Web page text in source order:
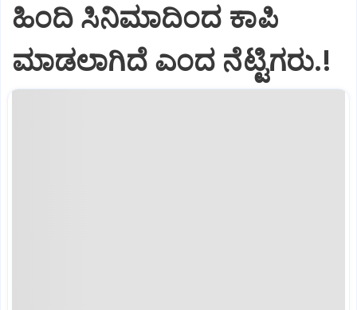
ಹಿಂದಿ ಸಿನಿಮಾದಿಂದ ಕಾಪಿ
ಮಾಡಲಾಗಿದೆ ಎಂದ ನೆಟ್ಟಿಗರು.!